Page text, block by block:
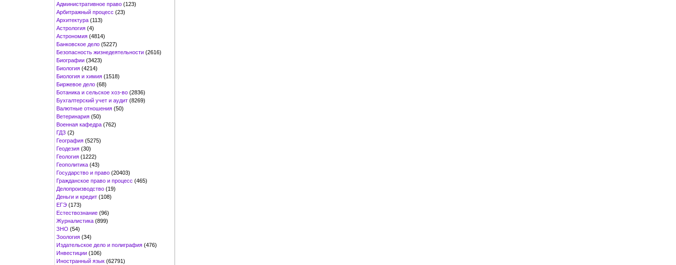
Административное право (123)
Арбитражный процесс (23)
Архитектура (113)
Астрология (4)
Астрономия (4814)
Банковское дело (5227)
Безопасность жизнедеятельности (2616)
Биографии (3423)
Биология (4214)
Биология и химия (1518)
Биржевое дело (68)
Ботаника и сельское хоз-во (2836)
Бухгалтерский учет и аудит (8269)
Валютные отношения (50)
Ветеринария (50)
Военная кафедра (762)
ГДЗ (2)
География (5275)
Геодезия (30)
Геология (1222)
Геополитика (43)
Государство и право (20403)
Гражданское право и процесс (465)
Делопроизводство (19)
Деньги и кредит (108)
ЕГЭ (173)
Естествознание (96)
Журналистика (899)
ЗНО (54)
Зоология (34)
Издательское дело и полиграфия (476)
Инвестиции (106)
Иностранный язык (62791)